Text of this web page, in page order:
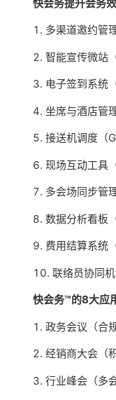
快会务提升会务
多渠道邀约管
智能宣传微站
电子签到系统
坐席与酒店管
接送机调度（
现场互动工具
多会场同步管
数据分析看板
费用结算系统
联络员协同
快会务™的8大应
政务会议（合
经销商大会（
行业峰会（多